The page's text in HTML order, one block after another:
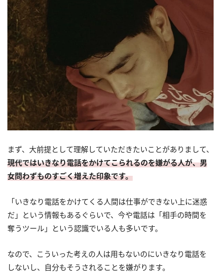
まず、大前提として理解していただきたいことがありまして、
現代ではいきなり電話をかけてこられるのを嫌がる人が、男
女問わずものすごく増えた印象です。
「いきなり電話をかけてくる人間は仕事ができない上に迷惑
だ」という情報もあるぐらいで、今や電話は「相手の時間を
奪うツール」という認識でいる人も多いです。
なので、こういった考えの人は用もないのにいきなり電話を
しないし、自分もそうされることを嫌がります。